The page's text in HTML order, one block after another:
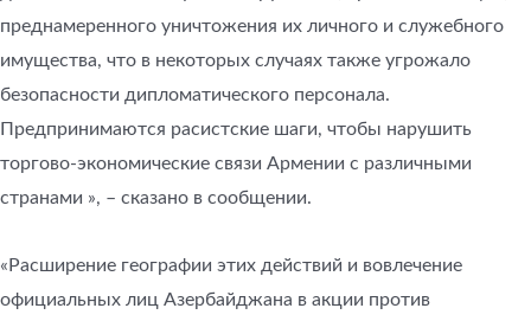
преднамеренного уничтожения их личного и служебного
имущества, что в некоторых случаях также угрожало
безопасности дипломатического персонала.
Предпринимаются расистские шаги, чтобы нарушить
торгово-экономические связи Армении с различными
странами », – сказано в сообщении.
«Расширение географии этих действий и вовлечение
официальных лиц Азербайджана в акции против